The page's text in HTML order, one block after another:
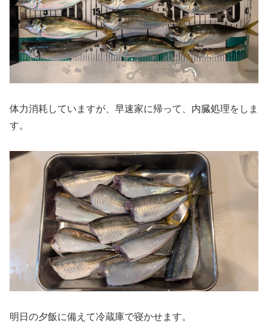
体力消耗していますが、早速家に帰って、内臓処理をしま
す。
明日の夕飯に備えて冷蔵庫で寝かせます。